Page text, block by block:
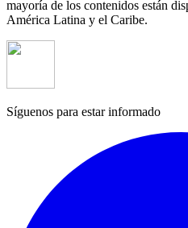
mayoría de los contenidos están
América Latina y el Caribe.
Síguenos para estar informado